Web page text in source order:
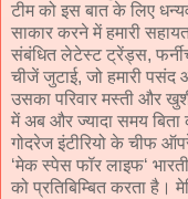
टीम को इस बात के लिए
साकार करने में हमारी
संबंधित लेटेस्ट ट्रेंड्स,
चीजें जुटाई, जो हमारी
उसका परिवार मस्ती और
में अब और ज्यादा समय बिता
गोदरेज इंटीरियो के चीफ
‘मेक स्पेस फॉर लाइफ‘
को प्रतिबिम्बित करता है।